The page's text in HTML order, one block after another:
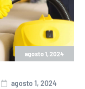
agosto 1, 2024
agosto 1, 2024